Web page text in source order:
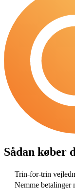
Sådan køber
Trin-for-trin
Nemme betalinger